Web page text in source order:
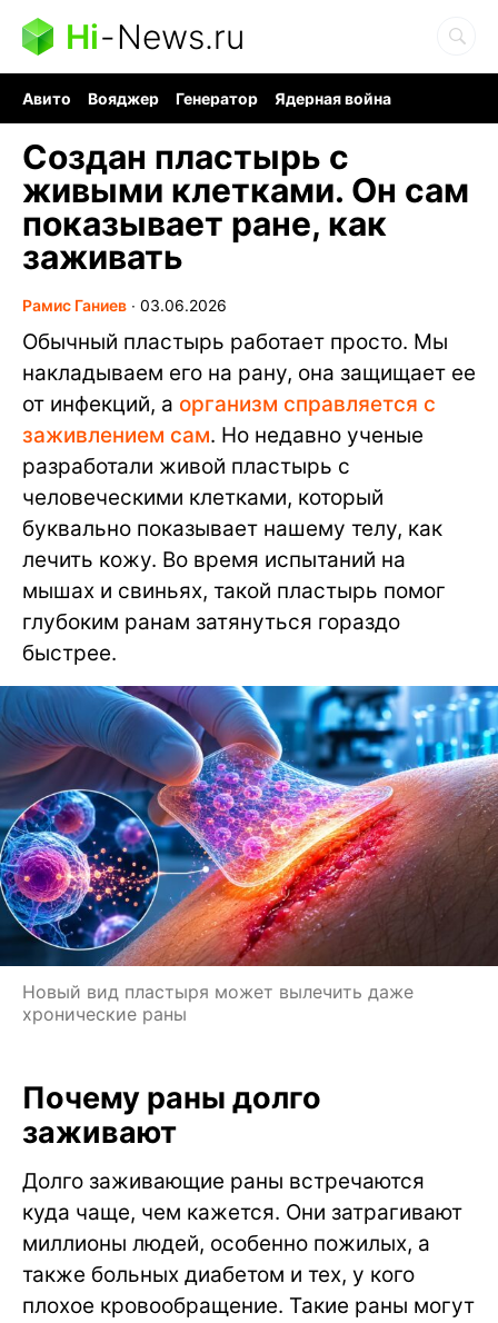
Hi-News.ru
Авито Вояджер Генератор
Ядерная война
Создан пластырь с
живыми клетками. Он сам
показывает ране, как
заживать
Рамис Ганиев ∙ 03.06.2026
Обычный пластырь работает просто. Мы
накладываем его на рану, она защищает ее
от инфекций, а организм справляется с
заживлением сам. Но недавно ученые
разработали живой пластырь с
человеческими клетками, который
буквально показывает нашему телу, как
лечить кожу. Во время испытаний на
мышах и свиньях, такой пластырь помог
глубоким ранам затянуться гораздо
быстрее.
Новый вид пластыря может вылечить даже
хронические раны
Почему раны долго
заживают
Долго заживающие раны встречаются
куда чаще, чем кажется. Они затрагивают
миллионы людей, особенно пожилых, а
также больных диабетом и тех, у кого
плохое кровообращение. Такие раны могут